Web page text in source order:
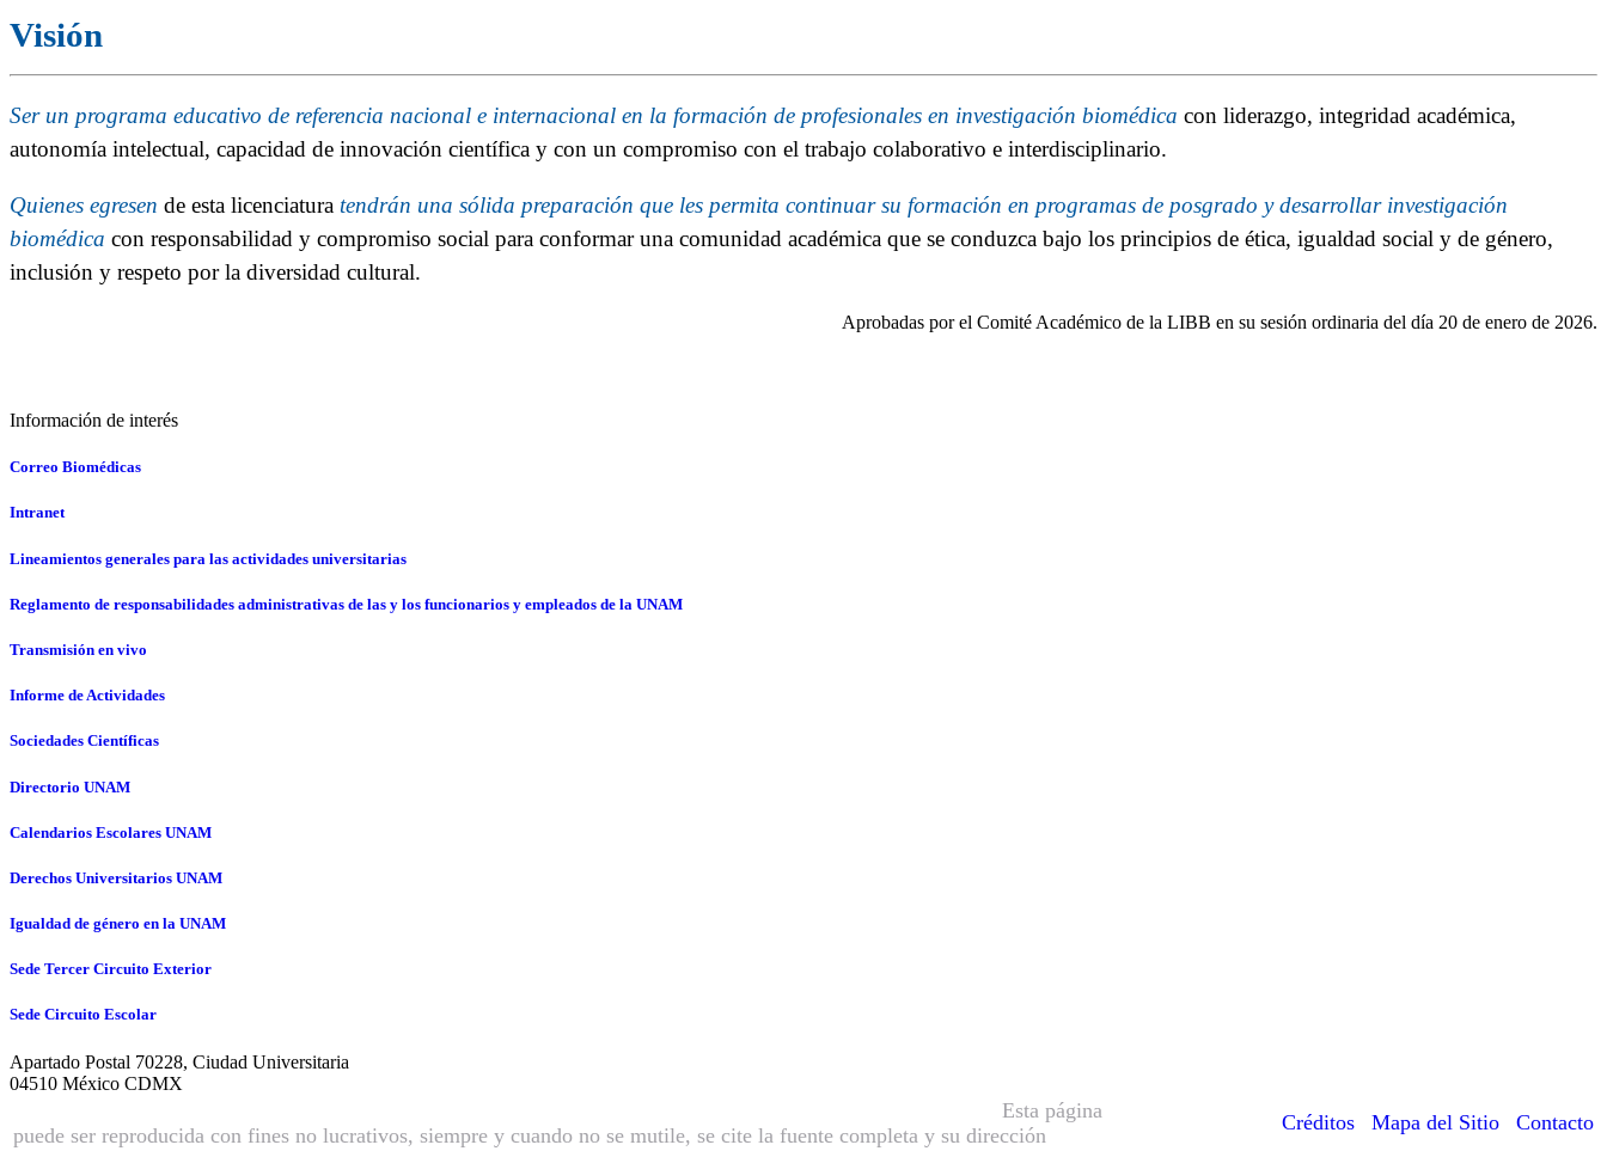
Visión
Ser un programa educativo de referencia nacional e internacional en la formación de profesionales en investigación biomédica con liderazgo, integridad académica,
autonomía intelectual, capacidad de innovación científica y con un compromiso con el trabajo colaborativo e interdisciplinario.
Quienes egresen de esta licenciatura tendrán una sólida preparación que les permita continuar su formación en programas de posgrado y desarrollar investigación
biomédica con responsabilidad y compromiso social para conformar una comunidad académica que se conduzca bajo los principios de ética, igualdad social y de género,
inclusión y respeto por la diversidad cultural.
Aprobadas por el Comité Académico de la LIBB en su sesión ordinaria del día 20 de enero de 2026.
Información de interés
Correo Biomédicas
Intranet
Lineamientos generales para las actividades universitarias
Reglamento de responsabilidades administrativas de las y los funcionarios y empleados de la UNAM
Transmisión en vivo
Informe de Actividades
Sociedades Científicas
Directorio UNAM
Calendarios Escolares UNAM
Derechos Universitarios UNAM
Igualdad de género en la UNAM
Sede Tercer Circuito Exterior
Sede Circuito Escolar
Apartado Postal 70228, Ciudad Universitaria
04510 México CDMX
Esta página
puede ser reproducida con fines no lucrativos, siempre y cuando no se mutile, se cite la fuente completa y su dirección
Créditos Mapa del Sitio Contacto